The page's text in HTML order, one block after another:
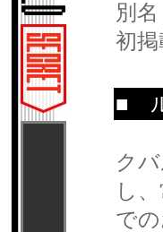
別
初
■
ク
し
で